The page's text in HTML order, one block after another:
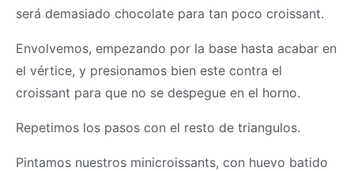
será demasiado chocolate para tan poco croissant.
Envolvemos, empezando por la base hasta acabar en
el vértice, y presionamos bien este contra el
croissant para que no se despegue en el horno.
Repetimos los pasos con el resto de triangulos.
Pintamos nuestros minicroissants, con huevo batido